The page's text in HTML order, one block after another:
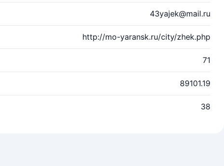
43yajek@mail.ru
http://mo-yaransk.ru/city/zhek.php
71
89101.19
38